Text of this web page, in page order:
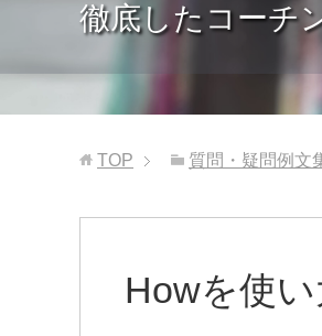
徹底したコーチ
TOP 質問・疑問例文
Howを使